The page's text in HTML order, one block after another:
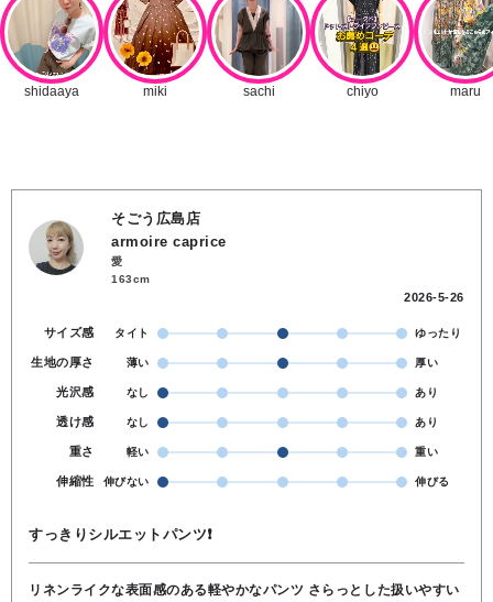
そごう広島店
armoire caprice
愛
163cm
2026-5-26
サイズ感 タイト ゆったり
生地の厚さ 薄い 厚い
光沢感 なし あり
透け感 なし あり
重さ 軽い 重い
伸縮性 伸びない 伸びる
すっきりシルエットパンツ❗
リネンライクな表面感のある軽やかなパンツ さらっとした扱いやすい